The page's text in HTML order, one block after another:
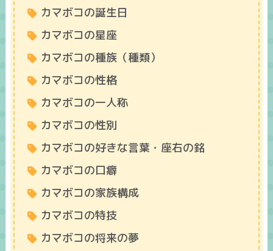
カマボコの誕生日
カマボコの星座
カマボコの種族（種類）
カマボコの性格
カマボコの一人称
カマボコの性別
カマボコの好きな言葉・座右の銘
カマボコの口癖
カマボコの家族構成
カマボコの特技
カマボコの将来の夢